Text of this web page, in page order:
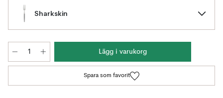
Sharkskin
Lägg i varukorg
Spara som favorit